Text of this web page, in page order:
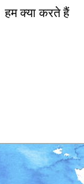
हम क्या करते हैं